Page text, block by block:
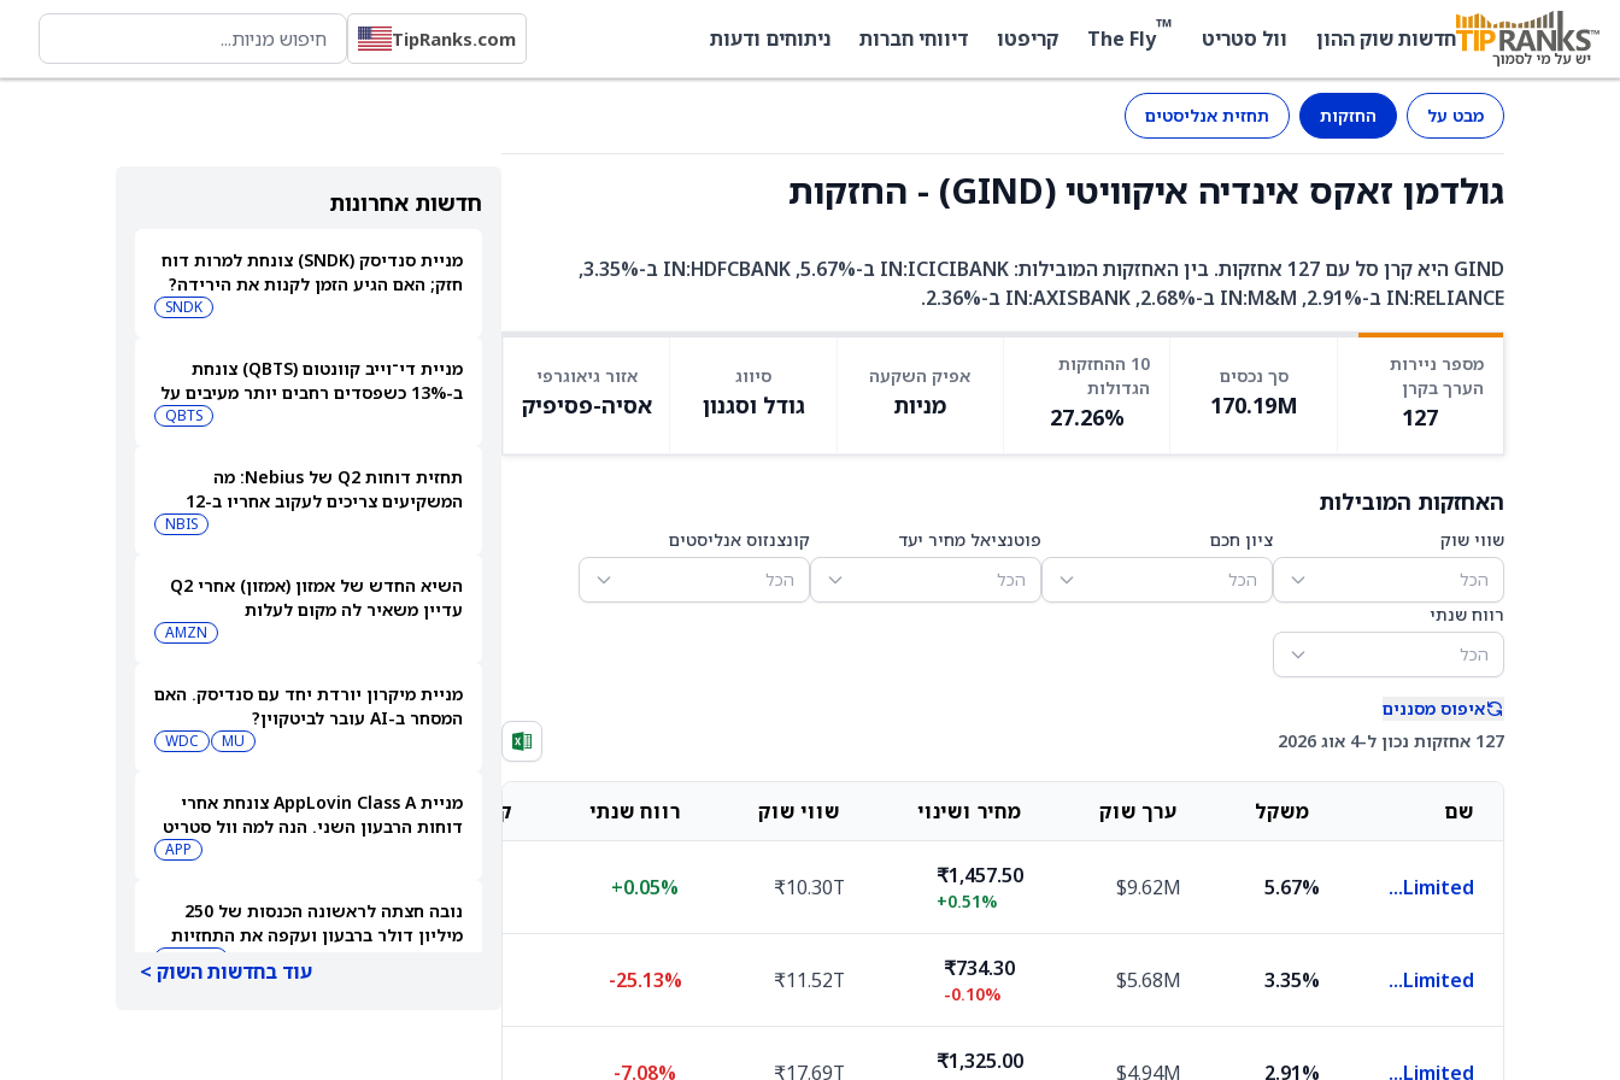
חדשות שוק ההון וול סטריט ™
The Fly קריפטו דיווחי חברות ניתוחים ודעות TipRanks.com
מבט על החזקות תחזית אנליסטים
גולדמן זאקס אינדיה איקוויטי (GIND) - החזקות
GIND היא קרן סל עם 127 אחזקות. בין האחזקות המובילות: IN:ICICIBANK ב-5.67%, IN:HDFCBANK ב-3.35%,
IN:RELIANCE ב-2.91%, IN:M&M ב-2.68%, IN:AXISBANK ב-2.36%.
מספר ניירות
הערך בקרן
127
סך נכסים
170.19M
10 ההחזקות
הגדולות
27.26%
אפיק השקעה
מניות
סיווג
גודל וסגנון
אזור גיאוגרפי
אסיה-פסיפיק
האחזקות המובילות
שווי שוק
הכל
ציון חכם
הכל
פוטנציאל מחיר יעד
הכל
קונצנזוס אנליסטים
הכל
רווח שנתי
הכל
איפוס מסננים
127 אחזקות נכון ל-4 אוג 2026
שם משקל ערך שוק מחיר ושינוי שווי שוק רווח שנתי קונצנזוס אנליסטים מחיר יעד אנליסטים
ICICI Bank Limited
5.67%
$9.62M
₹1,457.50
+0.51%
₹10.30T
+0.05%
HDFC Bank Limited
3.35%
$5.68M
₹734.30
-0.10%
₹11.52T
-25.13%
₹1,000.00
Reliance Industries Limited
2.91%
$4.94M
₹1,325.00
₹17.69T
-7.08%
חדשות אחרונות
מניית סנדיסק (SNDK) צונחת למרות דוח
חזק; האם הגיע הזמן לקנות את הירידה?
SNDK
מניית די־וייב קוונטום (QBTS) צונחת
ב-13% כשפסדים רחבים יותר מעיבים על
QBTS
תחזית דוחות Q2 של Nebius: מה
המשקיעים צריכים לעקוב אחריו ב-12
NBIS
השיא החדש של אמזון (אמזון) אחרי Q2
עדיין משאיר לה מקום לעלות
AMZN
מניית מיקרון יורדת יחד עם סנדיסק. האם
המסחר ב-AI עובר לביטקוין?
MU
WDC
מניית AppLovin Class A צונחת אחרי
דוחות הרבעון השני. הנה למה וול סטריט
APP
נובה חצתה לראשונה הכנסות של 250
מיליון דולר ברבעון ועקפה את התחזיות
עוד בחדשות השוק >